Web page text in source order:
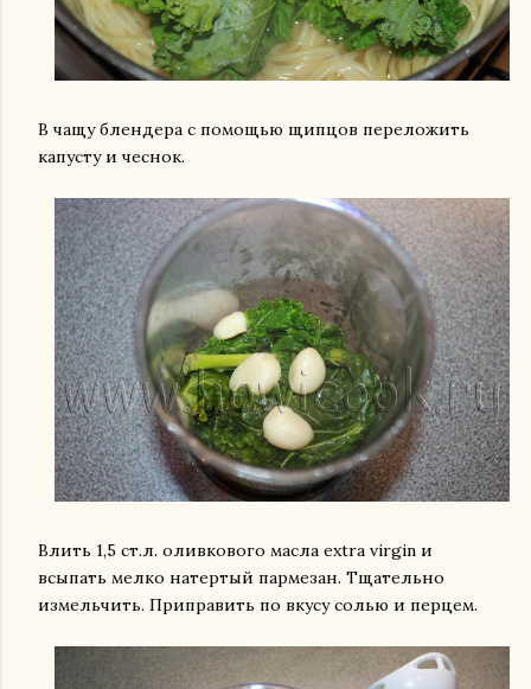
В чащу блендера с помощью щипцов переложить
капусту и чеснок.
Влить 1,5 ст.л. оливкового масла extra virgin и
всыпать мелко натертый пармезан. Тщательно
измельчить. Приправить по вкусу солью и перцем.